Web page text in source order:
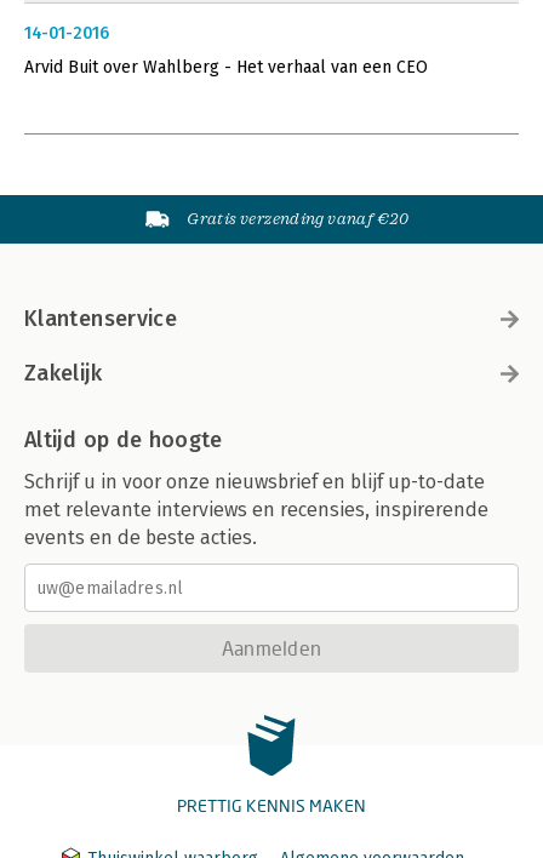
14-01-2016
Arvid Buit over Wahlberg - Het verhaal van een CEO
Gratis verzending vanaf €20
Klantenservice
Zakelijk
Altijd op de hoogte
Schrijf u in voor onze nieuwsbrief en blijf up-to-date
met relevante interviews en recensies, inspirerende
events en de beste acties.
Aanmelden
PRETTIG KENNIS MAKEN